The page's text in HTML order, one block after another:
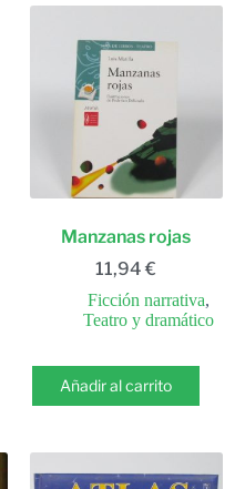
Manzanas rojas
11,94€
Ficción narrativa,
Teatro y dramático
Añadir al carrito